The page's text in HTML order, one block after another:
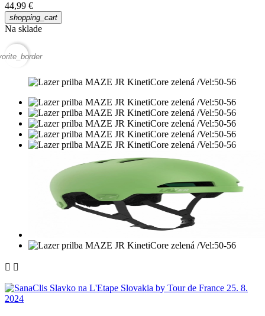
44,99 €
shopping_cart
Na sklade
 